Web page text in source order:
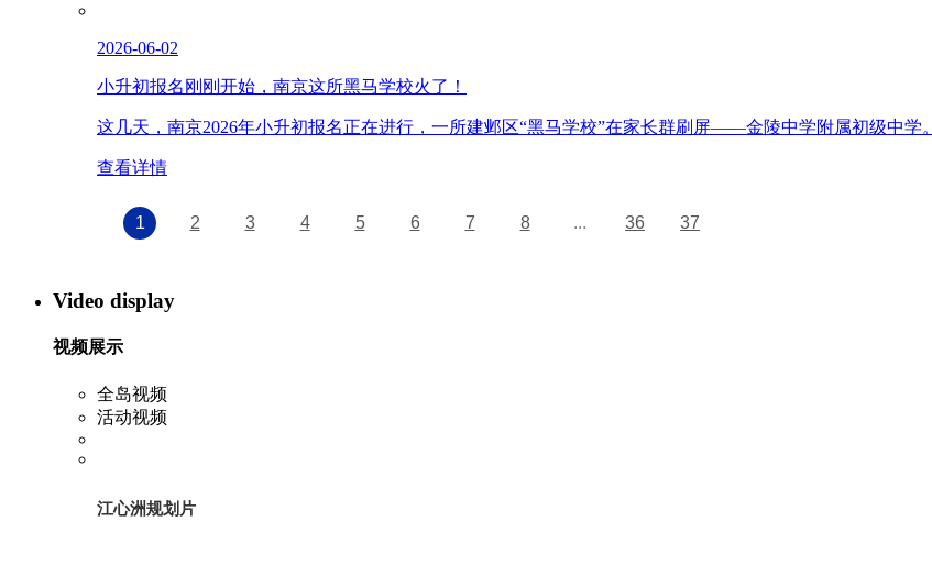
2026-06-02
小升初报名刚刚开始，南京这所黑马学校火了！
这几天，南京2026年小升初报名正在进行，一所建邺区“黑马学校”在家长群刷屏——金陵中学附属初级中学。
查看详情
1 2 3 4 5 6 7 8 ... 36 37
Video display
视频展示
全岛视频
活动视频
江心洲规划片